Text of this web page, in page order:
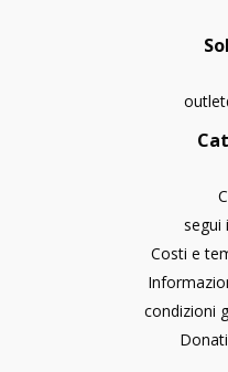
segui
Costi e
condizioni